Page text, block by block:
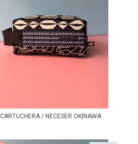
CARTUCHERA / NECESER OKINAWA